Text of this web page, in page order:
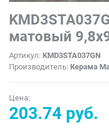
матовый
Артикул: KMD3STA037GN
Производитель: Керама
Цена:
203.74 руб.